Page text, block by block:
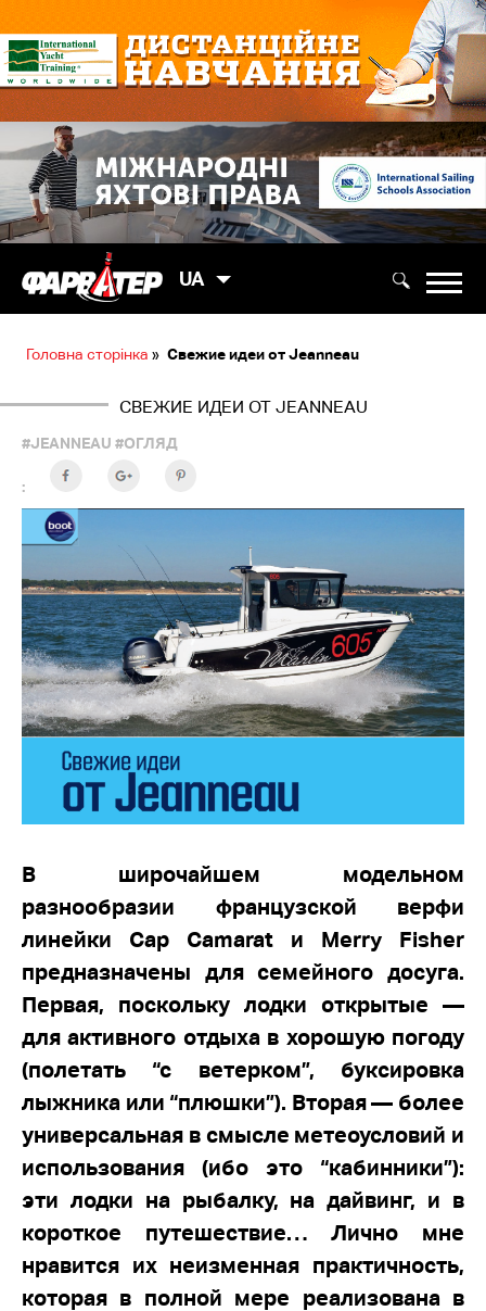
UA
Головна сторінка » Свежие идеи от Jeanneau
СВЕЖИЕ ИДЕИ ОТ JEANNEAU
#JEANNEAU #ОГЛЯД
:
В широчайшем модельном
разнообразии французской верфи
линейки Cap Camarat и Merry Fisher
предназначены для семейного досуга.
Первая, поскольку лодки открытые —
для активного отдыха в хорошую погоду
(полетать “с ветерком”, буксировка
лыжника или “плюшки”). Вторая — более
универсальная в смысле метеоусловий и
использования (ибо это “кабинники”):
эти лодки на рыбалку, на дайвинг, и в
короткое путешествие… Лично мне
нравится их неизменная практичность,
которая в полной мере реализована в